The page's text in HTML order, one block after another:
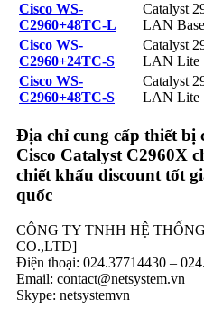
Cisco WS-
C2960+48TC-L
Catalyst
LAN Base
Cisco WS-
C2960+24TC-S
Catalyst
LAN Lite
Cisco WS-
C2960+48TC-S
Catalyst
LAN Lite
Địa chỉ cung cấp thiết bị
Cisco Catalyst C2960X
chiết khấu discount tốt
quốc
CÔNG TY TNHH HỆ
CO.,LTD]
Điện thoại: 024.37714430 –
Email: contact@netsystem.vn
Skype: netsystemvn